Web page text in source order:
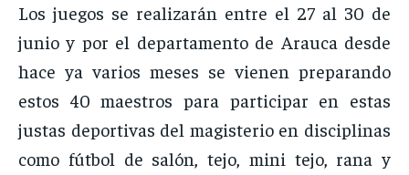
Los juegos se realizarán entre el 27 al 30 de
junio y por el departamento de Arauca desde
hace ya varios meses se vienen preparando
estos 40 maestros para participar en estas
justas deportivas del magisterio en disciplinas
como fútbol de salón, tejo, mini tejo, rana y